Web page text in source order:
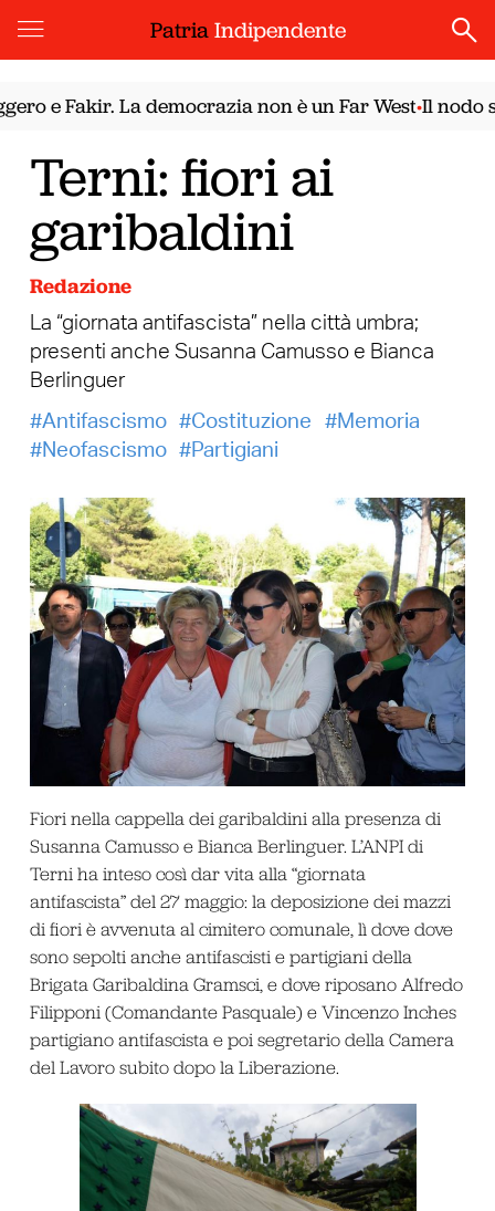
PatriaIndipendente
e Fakir. La democrazia non è un Far West•Il nodo
Terni: fiori ai
garibaldini
Redazione
La “giornata antifascista” nella città umbra;
presenti anche Susanna Camusso e Bianca
Berlinguer
Antifascismo
Costituzione
Memoria
Neofascismo
Partigiani
Fiori nella cappella dei garibaldini alla presenza di
Susanna Camusso e Bianca Berlinguer. L’ANPI di
Terni ha inteso così dar vita alla “giornata
antifascista” del 27 maggio: la deposizione dei mazzi
di fiori è avvenuta al cimitero comunale, lì dove dove
sono sepolti anche antifascisti e partigiani della
Brigata Garibaldina Gramsci, e dove riposano Alfredo
Filipponi (Comandante Pasquale) e Vincenzo Inches
partigiano antifascista e poi segretario della Camera
del Lavoro subito dopo la Liberazione.